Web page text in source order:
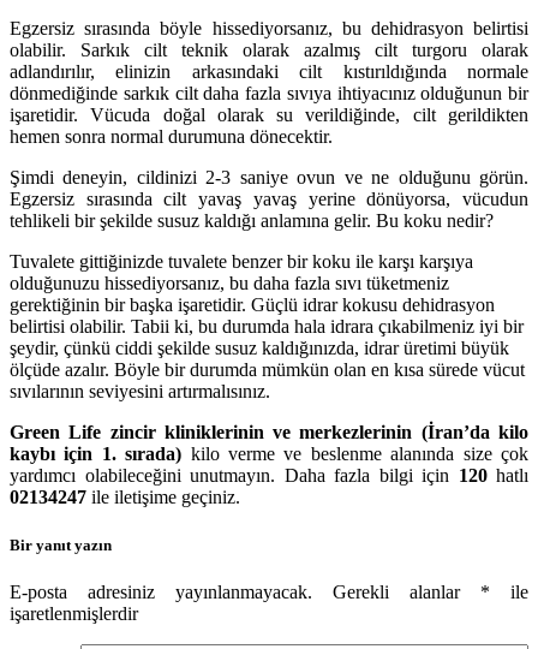
Egzersiz sırasında böyle hissediyorsanız, bu dehidrasyon belirtisi
olabilir. Sarkık cilt teknik olarak azalmış cilt turgoru olarak
adlandırılır, elinizin arkasındaki cilt kıstırıldığında normale
dönmediğinde sarkık cilt daha fazla sıvıya ihtiyacınız olduğunun bir
işaretidir. Vücuda doğal olarak su verildiğinde, cilt gerildikten
hemen sonra normal durumuna dönecektir.
Şimdi deneyin, cildinizi 2-3 saniye ovun ve ne olduğunu görün.
Egzersiz sırasında cilt yavaş yavaş yerine dönüyorsa, vücudun
tehlikeli bir şekilde susuz kaldığı anlamına gelir. Bu koku nedir?
Tuvalete gittiğinizde tuvalete benzer bir koku ile karşı karşıya
olduğunuzu hissediyorsanız, bu daha fazla sıvı tüketmeniz
gerektiğinin bir başka işaretidir. Güçlü idrar kokusu dehidrasyon
belirtisi olabilir. Tabii ki, bu durumda hala idrara çıkabilmeniz iyi bir
şeydir, çünkü ciddi şekilde susuz kaldığınızda, idrar üretimi büyük
ölçüde azalır. Böyle bir durumda mümkün olan en kısa sürede vücut
sıvılarının seviyesini artırmalısınız.
Green Life zincir kliniklerinin ve merkezlerinin (İran’da kilo
kaybı için 1. sırada) kilo verme ve beslenme alanında size çok
yardımcı olabileceğini unutmayın. Daha fazla bilgi için 120hatlı
02134247 ile iletişime geçiniz.
Bir yanıt yazın
E-posta adresiniz yayınlanmayacak. Gerekli alanlar * ile
işaretlenmişlerdir